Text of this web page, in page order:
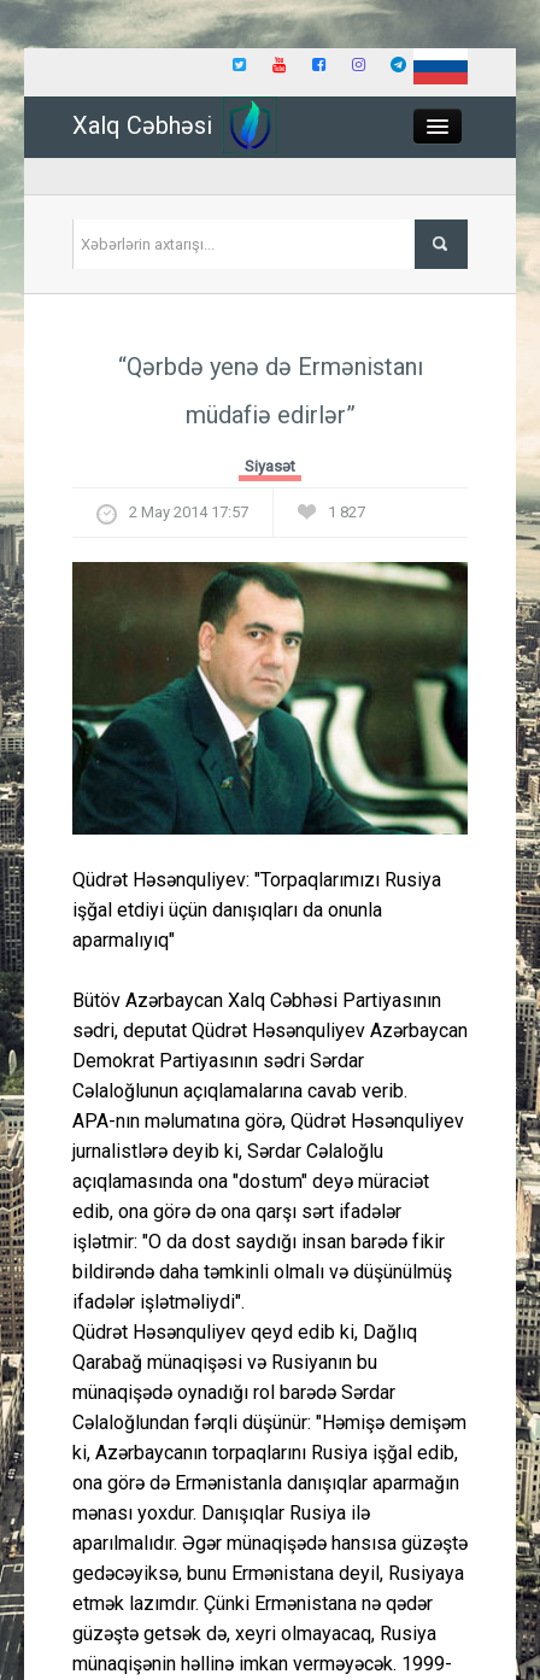
Xalq Cəbhəsi
İqtisadiyyat
Güney Azərbaycan
Müsahibə
İdman
Layihə
Gündəm
Peşə etikası
Əlaqə
“Qərbdə yenə də Ermənistanı
müdafiə edirlər”
Siyasət
2 May 2014 17:57 1 827
Qüdrət Həsənquliyev: "Torpaqlarımızı Rusiya
işğal etdiyi üçün danışıqları da onunla
aparmalıyıq"
Bütöv Azərbaycan Xalq Cəbhəsi Partiyasının
sədri, deputat Qüdrət Həsənquliyev Azərbaycan
Demokrat Partiyasının sədri Sərdar
Cəlaloğlunun açıqlamalarına cavab verib.
APA-nın məlumatına görə, Qüdrət Həsənquliyev
jurnalistlərə deyib ki, Sərdar Cəlaloğlu
açıqlamasında ona "dostum" deyə müraciət
edib, ona görə də ona qarşı sərt ifadələr
işlətmir: "O da dost saydığı insan barədə fikir
bildirəndə daha təmkinli olmalı və düşünülmüş
ifadələr işlətməliydi".
Qüdrət Həsənquliyev qeyd edib ki, Dağlıq
Qarabağ münaqişəsi və Rusiyanın bu
münaqişədə oynadığı rol barədə Sərdar
Cəlaloğlundan fərqli düşünür: "Həmişə demişəm
ki, Azərbaycanın torpaqlarını Rusiya işğal edib,
ona görə də Ermənistanla danışıqlar aparmağın
mənası yoxdur. Danışıqlar Rusiya ilə
aparılmalıdır. Əgər münaqişədə hansısa güzəştə
gedəcəyiksə, bunu Ermənistana deyil, Rusiyaya
etmək lazımdır. Çünki Ermənistana nə qədər
güzəştə getsək də, xeyri olmayacaq, Rusiya
münaqişənin həllinə imkan verməyəcək. 1999-